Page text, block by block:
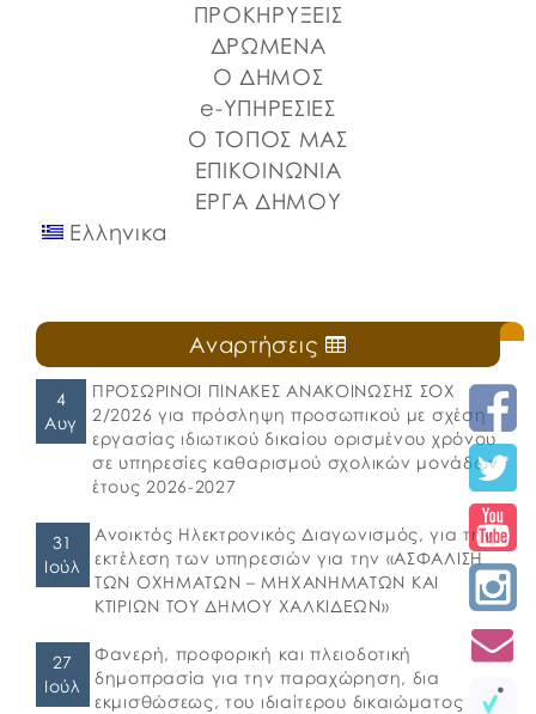
ΠΡΟΚΗΡΥΞΕΙΣ
ΔΡΩΜΕΝΑ
Ο ΔΗΜΟΣ
e-ΥΠΗΡΕΣΙΕΣ
Ο ΤΟΠΟΣ ΜΑΣ
ΕΠΙΚΟΙΝΩΝΙΑ
ΕΡΓΑ ΔΗΜΟΥ
Ελληνικα
Αναρτήσεις
4
Αυγ
ΠΡΟΣΩΡΙΝΟΙ ΠΙΝΑΚΕΣ ΑΝΑΚΟΙΝΩΣΗΣ ΣΟΧ
2/2026 για πρόσληψη προσωπικού με σχέση
εργασίας ιδιωτικού δικαίου ορισμένου χρόνου
σε υπηρεσίες καθαρισμού σχολικών μονάδων
έτους 2026-2027
31
Ιούλ
Ανοικτός Ηλεκτρονικός Διαγωνισμός, για την
εκτέλεση των υπηρεσιών για την «ΑΣΦΑΛΙΣΗ
ΤΩΝ ΟΧΗΜΑΤΩΝ – ΜΗΧΑΝΗΜΑΤΩΝ ΚΑΙ
ΚΤΙΡΙΩΝ ΤΟΥ ΔΗΜΟΥ ΧΑΛΚΙΔΕΩΝ»
27
Ιούλ
Φανερή, προφορική και πλειοδοτική
δημοπρασία για την παραχώρηση, δια
εκμισθώσεως, του ιδιαίτερου δικαιώματος